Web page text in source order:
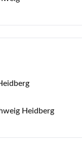
gegen 13:00 Uhr
Heidberg